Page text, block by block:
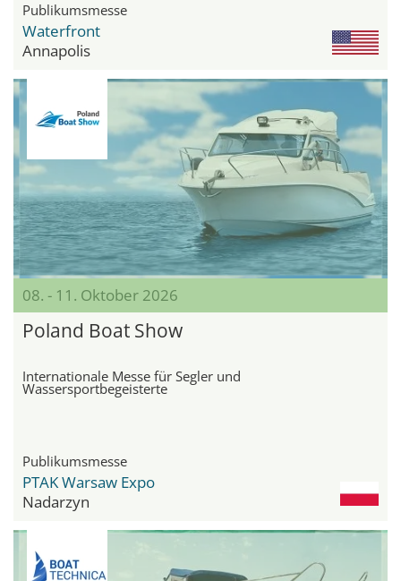
Publikumsmesse
Waterfront
Annapolis
08. - 11. Oktober 2026
Poland Boat Show
Internationale Messe für Segler und
Wassersportbegeisterte
Publikumsmesse
PTAK Warsaw Expo
Nadarzyn